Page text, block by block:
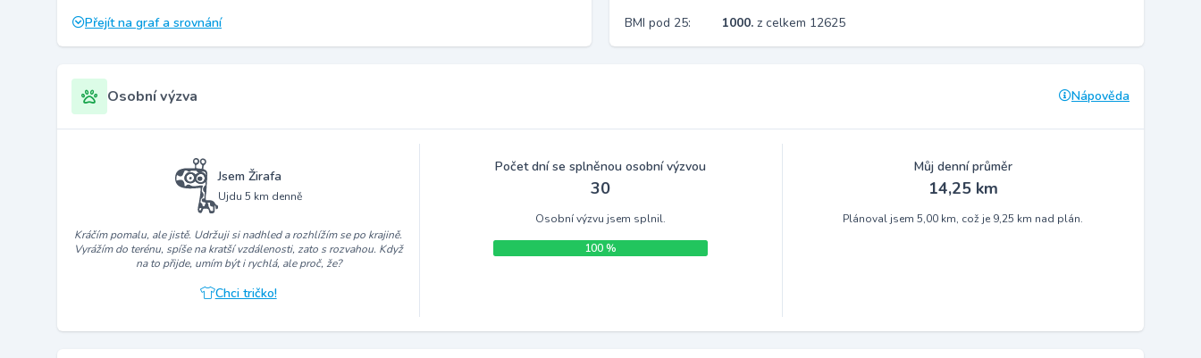
Přejít na graf a srovnání
BMI pod 25:
1000. z celkem 12625
Osobní výzva Nápověda
Jsem Žirafa
Ujdu 5 km denně
Kráčím pomalu, ale jistě. Udržuji si nadhled a rozhlížím se po krajině.
Vyrážím do terénu, spíše na kratší vzdálenosti, zato s rozvahou. Když
na to přijde, umím být i rychlá, ale proč, že?
Chci tričko!
Počet dní se splněnou osobní výzvou
30
Osobní výzvu jsem splnil.
100 %
Můj denní průměr
14,25 km
Plánoval jsem 5,00 km, což je 9,25 km nad plán.